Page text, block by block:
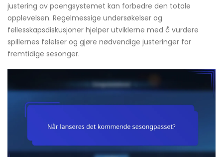
justering av poengsystemet kan forbedre den totale
opplevelsen. Regelmessige undersøkelser og
fellesskapsdiskusjoner hjelper utviklerne med å vurdere
spillernes følelser og gjøre nødvendige justeringer for
fremtidige sesonger.